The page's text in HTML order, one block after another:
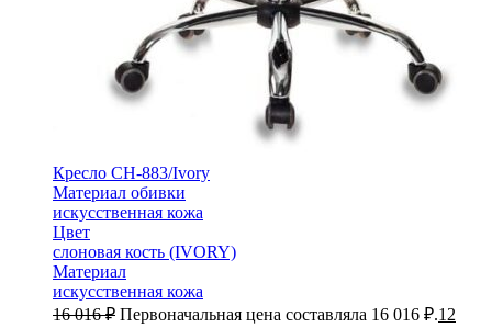
Кресло СН-883/Ivory
Материал обивки
искусственная кожа
Цвет
слоновая кость (IVORY)
Материал
искусственная кожа
16 016₽ Первоначальная цена составляла 16 016 ₽.12